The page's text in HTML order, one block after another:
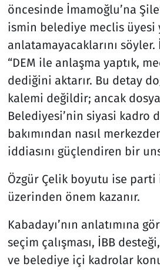
öncesinde İmamoğlu’na
ismin belediye meclis üyesi
anlatamayacaklarını
“DEM ile anlaşma yaptık,
dediğini aktarır. Bu detay
kalemi değildir; ancak
Belediyesi’nin siyasi kadro
bakımından nasıl
iddiasını güçlendiren bir
Özgür Çelik boyutu ise
üzerinden önem kazanır.
Kabadayı’nın anlatımına
seçim çalışması, İBB
ve belediye içi kadrolar